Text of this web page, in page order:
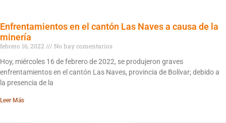
Enfrentamientos en el cantón Las Naves a causa de la
minería
febrero 16, 2022
No hay comentarios
Hoy, miércoles 16 de febrero de 2022, se produjeron graves
enfrentamientos en el cantón Las Naves, provincia de Bolívar; debido a
la presencia de la
Leer Más